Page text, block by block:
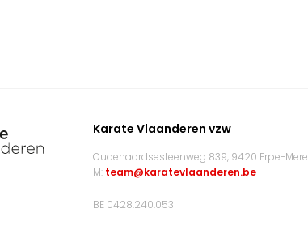
Karate Vlaanderen vzw
Oudenaardsesteenweg 839, 9420 Erpe-Mere
M: team@karatevlaanderen.be
BE 0428.240.053